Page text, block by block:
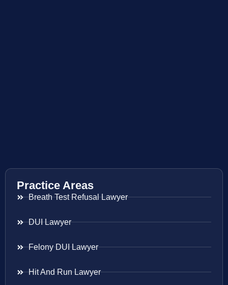
Practice Areas
Breath Test Refusal Lawyer
DUI Lawyer
Felony DUI Lawyer
Hit And Run Lawyer